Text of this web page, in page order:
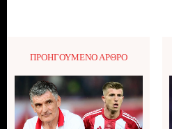
ΠΡΟΗΓΟΎΜΕΝΟ ΆΡΘΡΟ